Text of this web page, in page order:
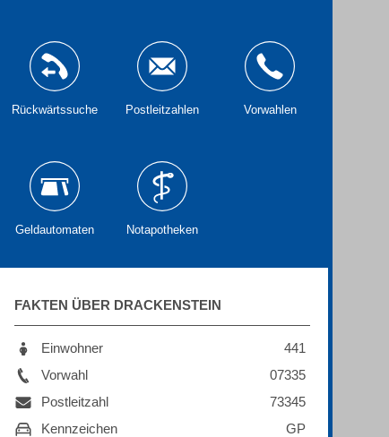
Rückwärtssuche Postleitzahlen Vorwahlen
Geldautomaten Notapotheken
FAKTEN ÜBER DRACKENSTEIN
Einwohner
441
Vorwahl
07335
Postleitzahl
73345
Kennzeichen
GP